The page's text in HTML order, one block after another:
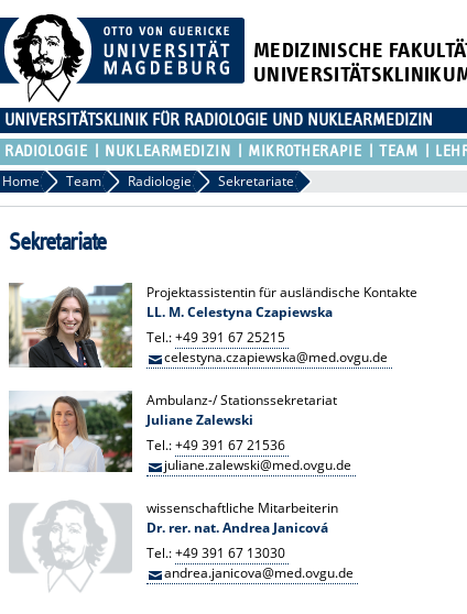
MEDIZINISCHE
UNIVERSITÄTSKLINIK FÜR RADIOLOGIE UND NUKLEARMEDIZIN
RADIOLOGIE NUKLEARMEDIZIN MIKROTHERAPIE TEAM
Home Team Radiologie Sekretariate
Sekretariate
Projektassistentin für ausländische Kontakte
LL. M. Celestyna Czapiewska
Tel.:+49 391 67 25215
celestyna.czapiewska@med.ovgu.de
Ambulanz-/ Stationssekretariat
Juliane Zalewski
Tel.:+49 391 67 21536
juliane.zalewski@med.ovgu.de
wissenschaftliche Mitarbeiterin
Dr. rer. nat. Andrea Janicová
Tel.:+49 391 67 13030
andrea.janicova@med.ovgu.de